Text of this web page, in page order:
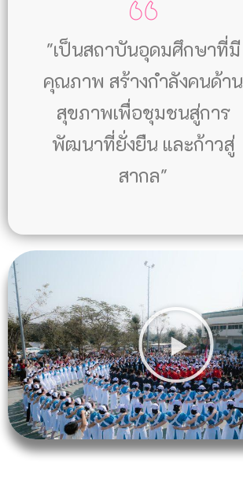
"เป็นสถาบันอุดมศึกษาที่มี
คุณภาพ สร้างกำลังคนด้าน
สุขภาพเพื่อชุมชนสู่การ
พัฒนาที่ยั่งยืน และก้าวสู่
สากล"